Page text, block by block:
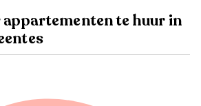
te huur in